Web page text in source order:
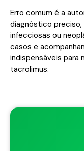
Erro comum é a
diagnóstico
infecciosas ou
casos e
indispensáveis para
tacrolimus.